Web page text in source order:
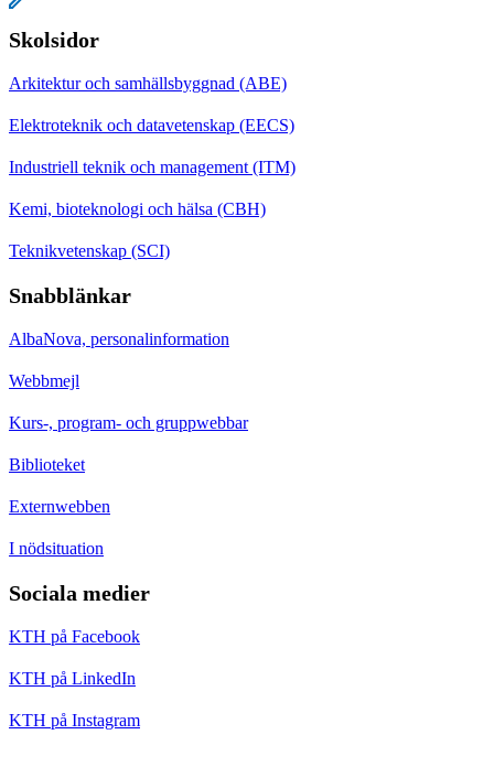
Skolsidor
Arkitektur och samhällsbyggnad (ABE)
Elektroteknik och datavetenskap (EECS)
Industriell teknik och management (ITM)
Kemi, bioteknologi och hälsa (CBH)
Teknikvetenskap (SCI)
Snabblänkar
AlbaNova, personalinformation
Webbmejl
Kurs-, program- och gruppwebbar
Biblioteket
Externwebben
I nödsituation
Sociala medier
KTH på Facebook
KTH på LinkedIn
KTH på Instagram